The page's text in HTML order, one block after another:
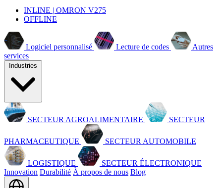
INLINE | OMRON V275
OFFLINE
Logiciel personnalisé Lecture de codes
Autres
services
SECTEUR AGROALIMENTAIRE SECTEUR
PHARMACEUTIQUE SECTEUR AUTOMOBILE
LOGISTIQUE
SECTEUR ÉLECTRONIQUE
Innovation Durabilité À propos de nous Blog